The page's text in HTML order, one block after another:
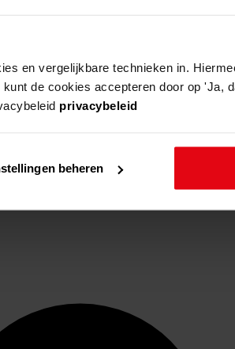
en vergelijkbare technieken in.
de cookies accepteren door op 'Ja,
privacybeleid
beheren